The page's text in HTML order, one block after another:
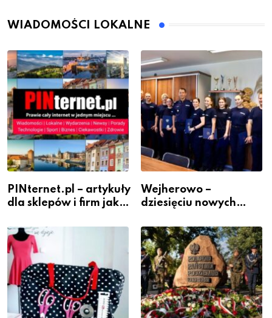
WIADOMOŚCI LOKALNE
PINternet.pl – artykuły
dla sklepów i firm jako
widoczność
Wejherowo –
dziesięciu nowych
szeregach Komendy
Powiatowej